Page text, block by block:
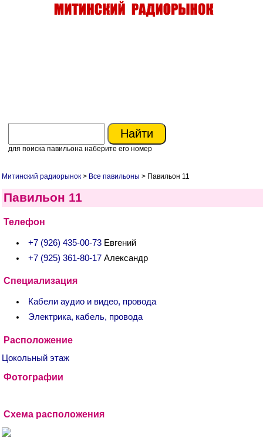
для поиска павильона наберите его номер
Митинский радиорынок > Все павильоны > Павильон 11
Павильон 11
Телефон
+7 (926) 435-00-73 Евгений
+7 (925) 361-80-17 Александр
Специализация
Кабели аудио и видео, провода
Электрика, кабель, провода
Расположение
Цокольный этаж
Фотографии
Схема расположения